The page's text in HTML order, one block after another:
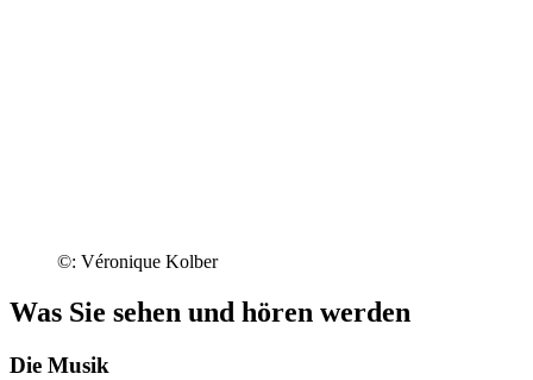
©: Véronique Kolber
Was Sie sehen und hören werden
Die Musik